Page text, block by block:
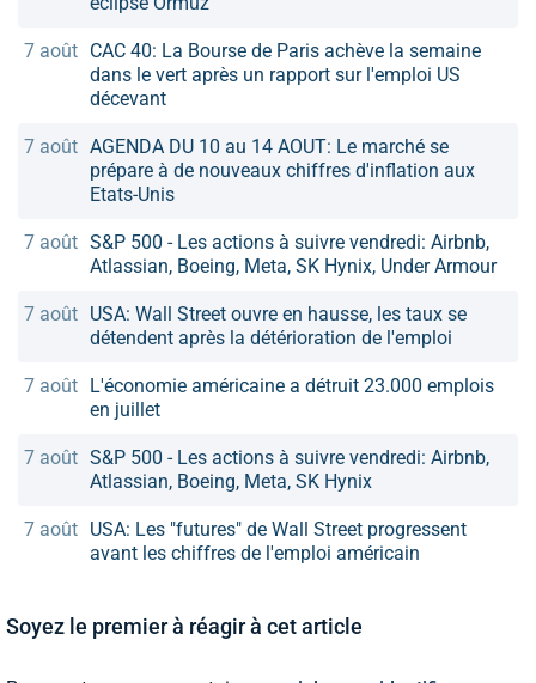
7 août CAC 40: La Bourse de Paris achève la semaine
dans le vert après un rapport sur l'emploi US
décevant
7 août AGENDA DU 10 au 14 AOUT: Le marché se
prépare à de nouveaux chiffres d'inflation aux
Etats-Unis
7 août S&P 500 - Les actions à suivre vendredi: Airbnb,
Atlassian, Boeing, Meta, SK Hynix, Under Armour
7 août USA: Wall Street ouvre en hausse, les taux se
détendent après la détérioration de l'emploi
7 août L'économie américaine a détruit 23.000 emplois
en juillet
7 août S&P 500 - Les actions à suivre vendredi: Airbnb,
Atlassian, Boeing, Meta, SK Hynix
7 août USA: Les "futures" de Wall Street progressent
avant les chiffres de l'emploi américain
Soyez le premier à réagir à cet article